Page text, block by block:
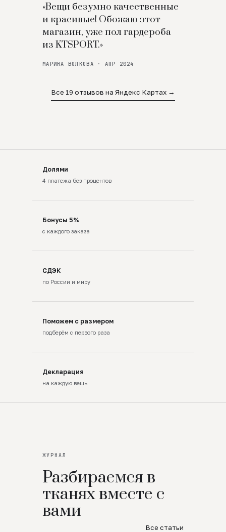
«Вещи безумно качественные
и красивые! Обожаю этот
магазин, уже пол гардероба
из KTSPORT.»
МАРИНА ВОЛКОВА · АПР 2024
Все 19 отзывов на Яндекс Картах →
Долями
4 платежа без процентов
Бонусы 5%
с каждого заказа
СДЭК
по России и миру
Поможем с размером
подберём с первого раза
Декларация
на каждую вещь
ЖУРНАЛ
Разбираемся в
тканях вместе с
вами
Все статьи